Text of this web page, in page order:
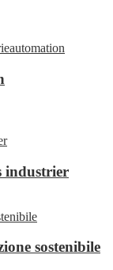
industrier
sostenibile